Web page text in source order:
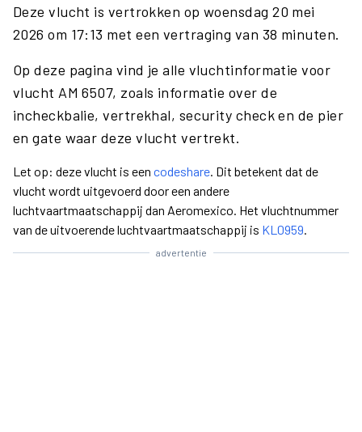
Deze vlucht is vertrokken op woensdag 20 mei
2026 om 17:13 met een vertraging van 38 minuten.
Op deze pagina vind je alle vluchtinformatie voor
vlucht AM 6507, zoals informatie over de
incheckbalie, vertrekhal, security check en de pier
en gate waar deze vlucht vertrekt.
Let op: deze vlucht is een codeshare. Dit betekent dat de
vlucht wordt uitgevoerd door een andere
luchtvaartmaatschappij dan Aeromexico. Het vluchtnummer
van de uitvoerende luchtvaartmaatschappij is KL0959.
advertentie